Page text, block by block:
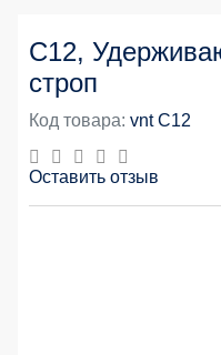
С12,
строп
Код товара: vnt C12
Оставить отзыв